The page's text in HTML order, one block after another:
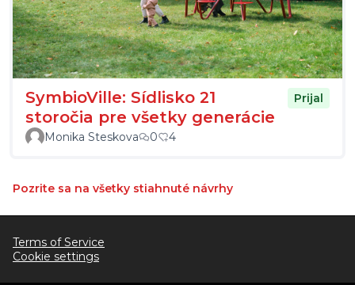
SymbioVille: Sídlisko 21
storočia pre všetky generácie
Prijal
Monika Steskova 0 4
Pozrite sa na všetky stiahnuté návrhy
Terms of Service
Cookie settings